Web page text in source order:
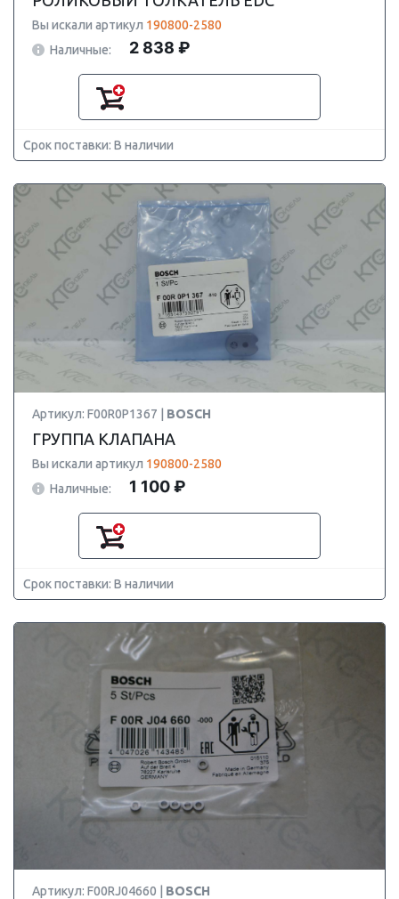
Вы искали артикул 190800-2580
Наличные:
2 838 ₽
Срок поставки: В наличии
Артикул: F00R0P1367 | BOSCH
ГРУППА КЛАПАНА
Вы искали артикул 190800-2580
Наличные:
1 100 ₽
Срок поставки: В наличии
Артикул: F00RJ04660 | BOSCH